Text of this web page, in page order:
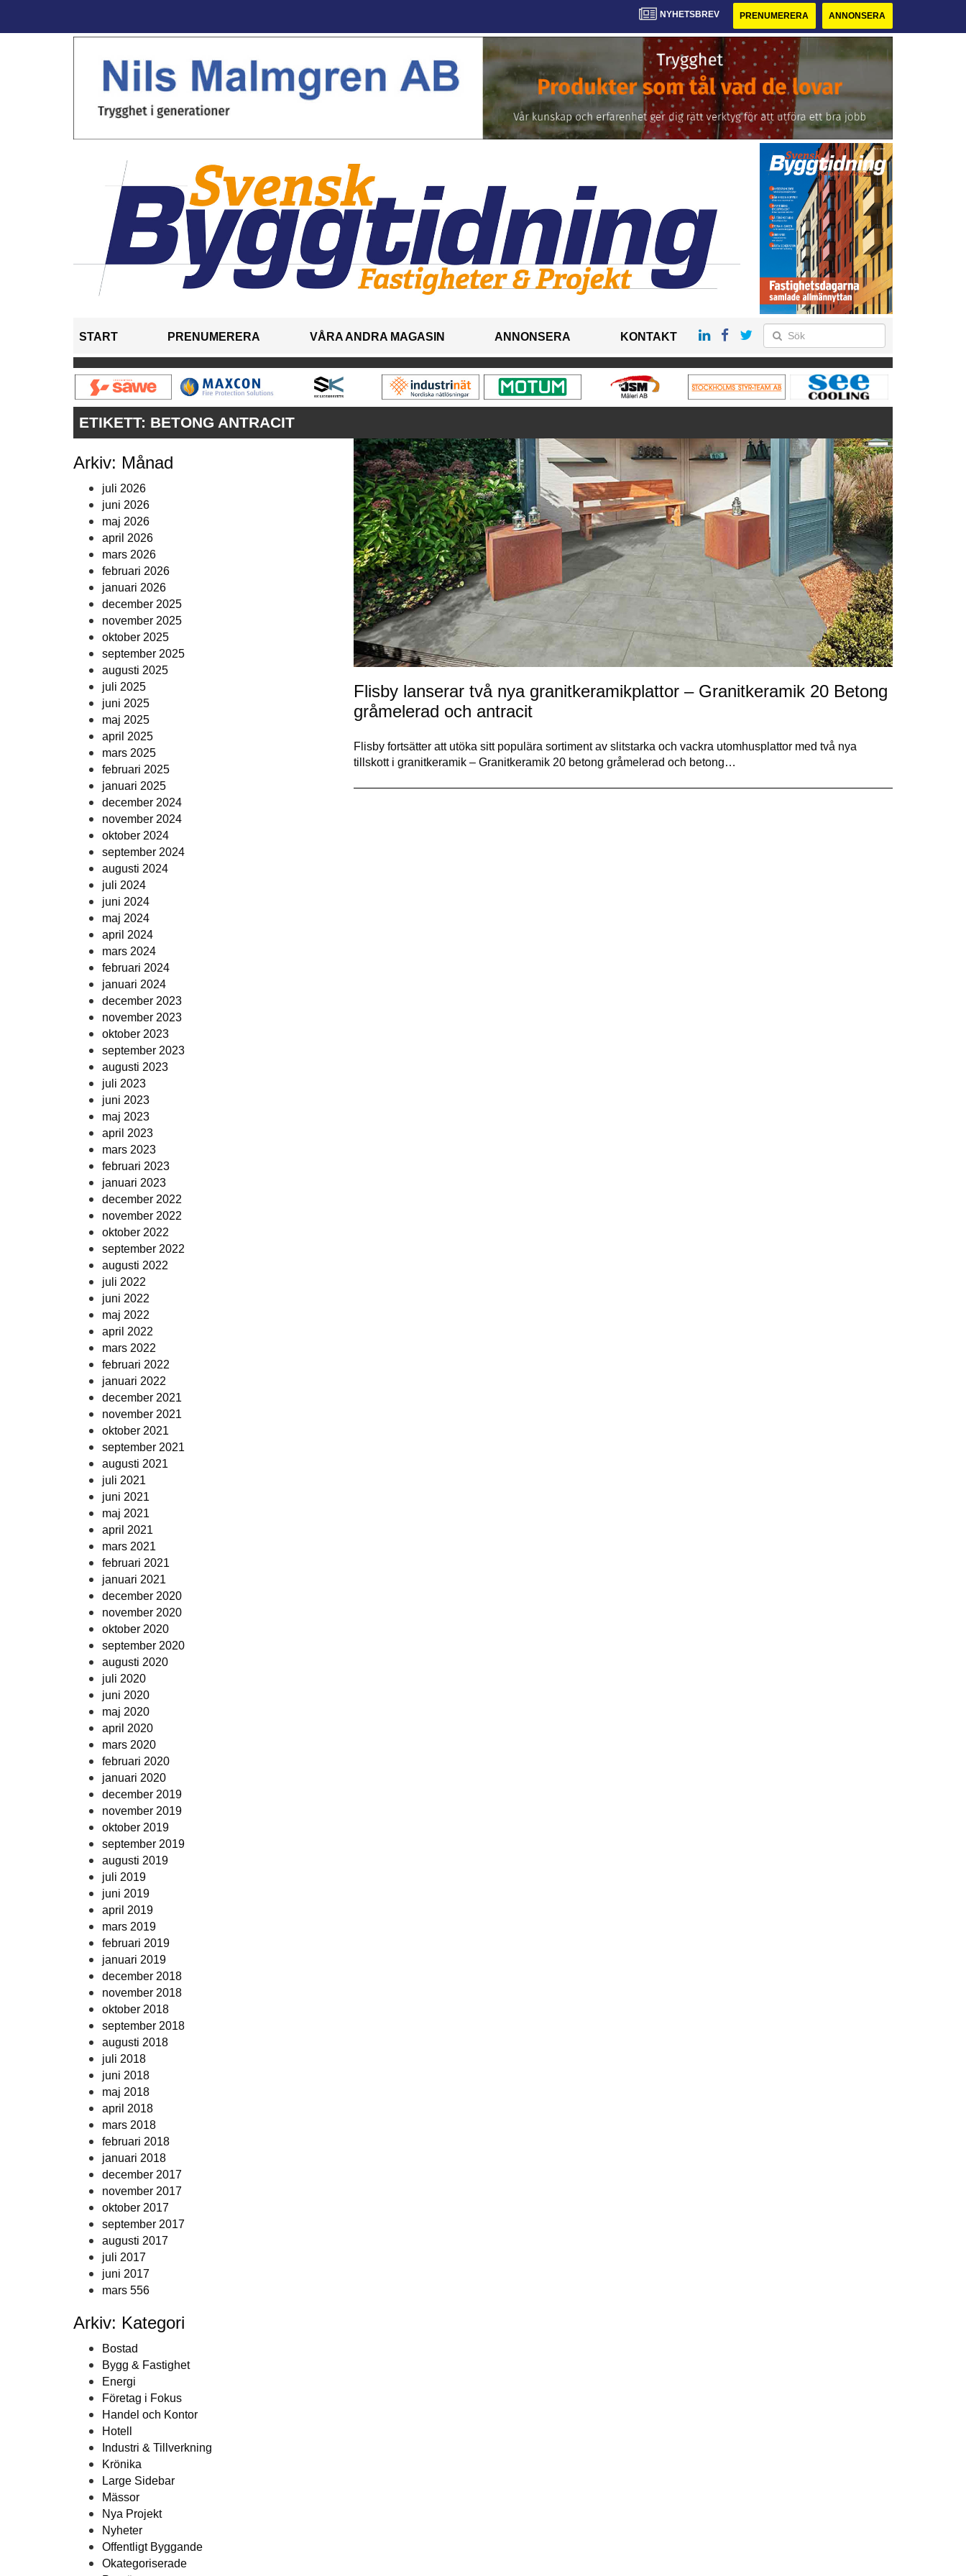
NYHETSBREV PRENUMERERA ANNONSERA
START PRENUMERERA VÅRA ANDRA MAGASIN ANNONSERA KONTAKT
ETIKETT: BETONG ANTRACIT
Arkiv: Månad
juli 2026
juni 2026
maj 2026
april 2026
mars 2026
februari 2026
januari 2026
december 2025
november 2025
oktober 2025
september 2025
augusti 2025
juli 2025
juni 2025
maj 2025
april 2025
mars 2025
februari 2025
januari 2025
december 2024
november 2024
oktober 2024
september 2024
augusti 2024
juli 2024
juni 2024
maj 2024
april 2024
mars 2024
februari 2024
januari 2024
december 2023
november 2023
oktober 2023
september 2023
augusti 2023
juli 2023
juni 2023
maj 2023
april 2023
mars 2023
februari 2023
januari 2023
december 2022
november 2022
oktober 2022
september 2022
augusti 2022
juli 2022
juni 2022
maj 2022
april 2022
mars 2022
februari 2022
januari 2022
december 2021
november 2021
oktober 2021
september 2021
augusti 2021
juli 2021
juni 2021
maj 2021
april 2021
mars 2021
februari 2021
januari 2021
december 2020
november 2020
oktober 2020
september 2020
augusti 2020
juli 2020
juni 2020
maj 2020
april 2020
mars 2020
februari 2020
januari 2020
december 2019
november 2019
oktober 2019
september 2019
augusti 2019
juli 2019
juni 2019
april 2019
mars 2019
februari 2019
januari 2019
december 2018
november 2018
oktober 2018
september 2018
augusti 2018
juli 2018
juni 2018
maj 2018
april 2018
mars 2018
februari 2018
januari 2018
december 2017
november 2017
oktober 2017
september 2017
augusti 2017
juli 2017
juni 2017
mars 556
Arkiv: Kategori
Bostad
Bygg & Fastighet
Energi
Företag i Fokus
Handel och Kontor
Hotell
Industri & Tillverkning
Krönika
Large Sidebar
Mässor
Nya Projekt
Nyheter
Offentligt Byggande
Okategoriserade
Flisby lanserar två nya granitkeramikplattor – Granitkeramik 20 Betong
gråmelerad och antracit
Flisby fortsätter att utöka sitt populära sortiment av slitstarka och vackra utomhusplattor med två nya
tillskott i granitkeramik – Granitkeramik 20 betong gråmelerad och betong…